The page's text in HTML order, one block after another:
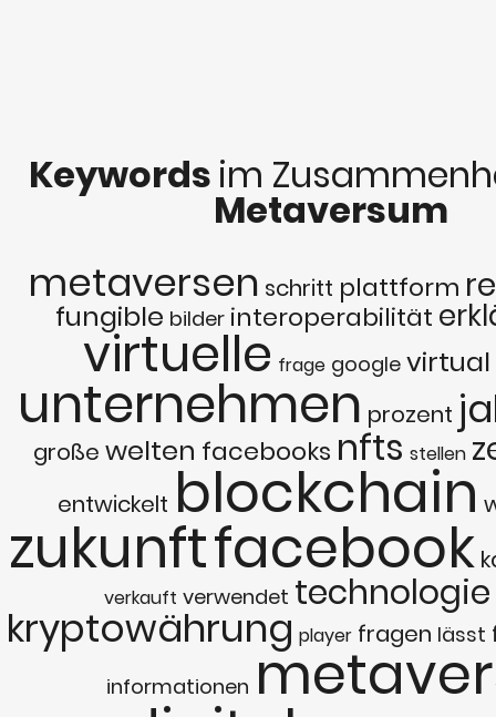
Keywords im
Metaversum
metaversen schritt plattform
fungible bilder interoperabilität
virtuelle frage google virtual
unternehmen prozent
große welten facebooks nfts stellen
entwickelt blockchain
zukunftfacebook
verkauft verwendet technologie
kryptowährung player fragen lässt
informationen